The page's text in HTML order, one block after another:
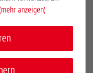
anzeigen)